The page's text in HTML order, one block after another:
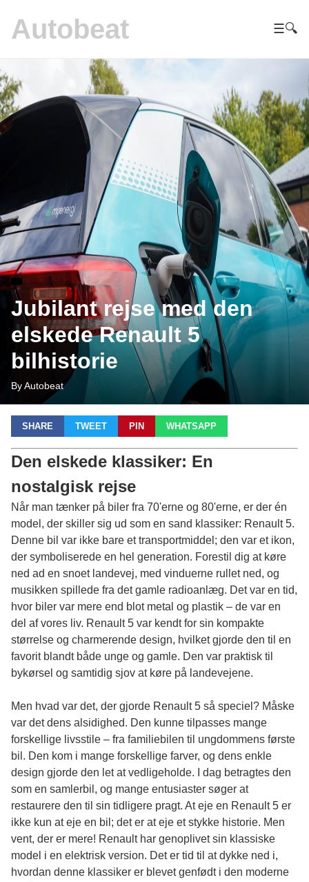
Autobeat ☰🔍
Jubilant rejse med den
elskede Renault 5
bilhistorie
By Autobeat
SHARE TWEET PIN WHATSAPP
Den elskede klassiker: En
nostalgisk rejse
Når man tænker på biler fra 70'erne og 80'erne, er der én
model, der skiller sig ud som en sand klassiker: Renault 5.
Denne bil var ikke bare et transportmiddel; den var et ikon,
der symboliserede en hel generation. Forestil dig at køre
ned ad en snoet landevej, med vinduerne rullet ned, og
musikken spillede fra det gamle radioanlæg. Det var en tid,
hvor biler var mere end blot metal og plastik – de var en
del af vores liv. Renault 5 var kendt for sin kompakte
størrelse og charmerende design, hvilket gjorde den til en
favorit blandt både unge og gamle. Den var praktisk til
bykørsel og samtidig sjov at køre på landevejene.
Men hvad var det, der gjorde Renault 5 så speciel? Måske
var det dens alsidighed. Den kunne tilpasses mange
forskellige livsstile – fra familiebilen til ungdommens første
bil. Den kom i mange forskellige farver, og dens enkle
design gjorde den let at vedligeholde. I dag betragtes den
som en samlerbil, og mange entusiaster søger at
restaurere den til sin tidligere pragt. At eje en Renault 5 er
ikke kun at eje en bil; det er at eje et stykke historie. Men
vent, der er mere! Renault har genoplivet sin klassiske
model i en elektrisk version. Det er tid til at dykke ned i,
hvordan denne klassiker er blevet genfødt i den moderne